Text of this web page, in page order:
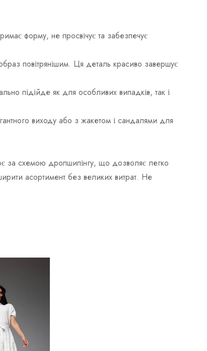
форму, не просвічує та забезпечує
повітрянішим. Ця деталь красиво завершує
підійде як для особливих випадків, так і
виходу або з жакетом і сандалями для
за схемою дропшипінгу, що дозволяє легко
асортимент без великих витрат. Не